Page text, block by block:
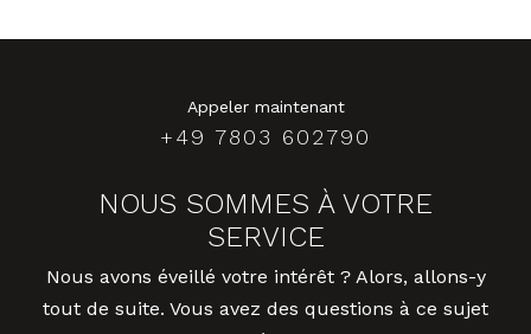
Appeler maintenant
+49 7803 602790
NOUS SOMMES À VOTRE
SERVICE
Nous avons éveillé votre intérêt ? Alors, allons-y
tout de suite. Vous avez des questions à ce sujet